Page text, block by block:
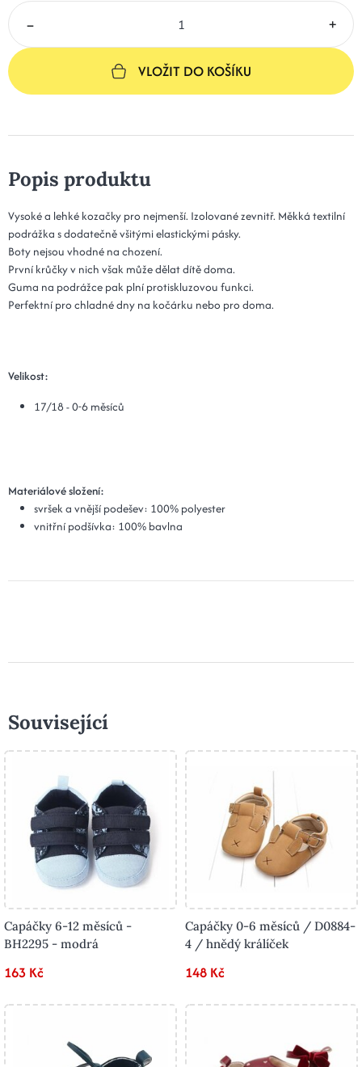
– +
VLOŽIT DO KOŠÍKU
Popis produktu
Vysoké a lehké kozačky pro nejmenší. Izolované zevnitř. Měkká textilní
podrážka s dodatečně všitými elastickými pásky.
Boty nejsou vhodné na chození.
První krůčky v nich však může dělat dítě doma.
Guma na podrážce pak plní protiskluzovou funkci.
Perfektní pro chladné dny na kočárku nebo pro doma.
Velikost:
17/18 - 0-6 měsíců
Materiálové složení:
svršek a vnější podešev: 100% polyester
vnitřní podšívka: 100% bavlna
Související
Capáčky 6-12 měsíců -
BH2295 - modrá
163 Kč
Capáčky 0-6 měsíců / D0884-
4 / hnědý králíček
148 Kč